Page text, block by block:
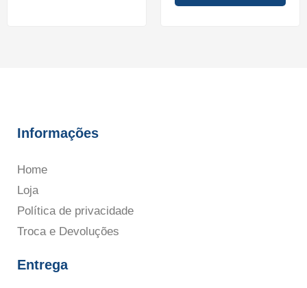
Informações
Home
Loja
Política de privacidade
Troca e Devoluções
Entrega